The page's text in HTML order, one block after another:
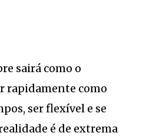
sairá como o
rapidamente como
ser flexível e se
é de extrema